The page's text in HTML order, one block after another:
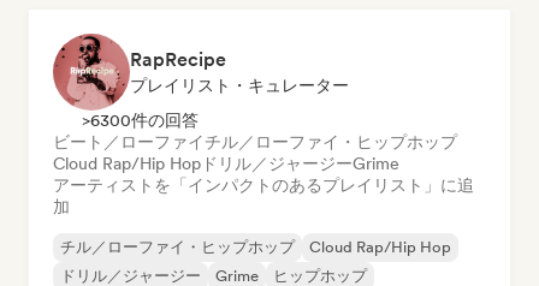
RapRecipe
プレイリスト・キュレーター
>6300件の回答
ビート／ローファイチル／ローファイ・ヒップホップ
Cloud Rap/Hip Hop ドリル／ジャージーGrime
アーティストを「インパクトのあるプレイリスト」に追
加
チル／ローファイ・ヒップホップ
Cloud Rap/Hip Hop
ドリル／ジャージー
Grime
ヒップホップ